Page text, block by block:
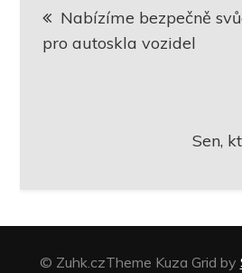
proNabízíme bezpečně
pro autoskla vozidel
Sen,
© Zuhk.czTheme Kuza Grid by